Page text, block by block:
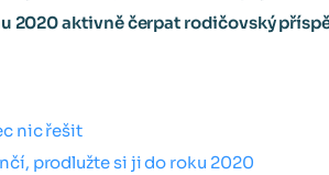
2020 aktivně čerpat rodičovský
nic řešit
prodlužte si ji do roku 2020